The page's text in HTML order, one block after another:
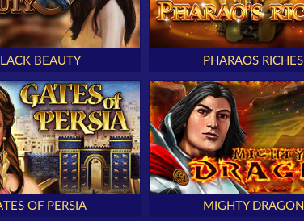
BEAUTY PHARAOS RICHES
OF PERSIA MIGHTY DRAGON